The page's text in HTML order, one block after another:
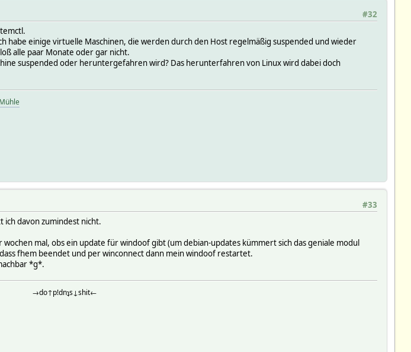
#32
habe einige virtuelle Maschinen, die werden durch den Host regelmäßig suspended und wieder
alle paar Monate oder gar nicht.
suspended oder heruntergefahren wird? Das herunterfahren von Linux wird dabei doch
#33
ich davon zumindest nicht.
mal, obs ein update für windoof gibt (um debian-updates kümmert sich das geniale modul
fhem beendet und per winconnect dann mein windoof restartet.
*g*.
→do↑p!dnʇs↓shit←